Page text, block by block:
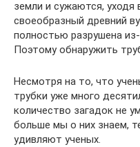
земли и сужаются, уходя
своеобразный древний
полностью разрушена
Поэтому обнаружить
Несмотря на то, что
трубки уже много
количество загадок не
больше мы о них знаем,
удивляют ученых.